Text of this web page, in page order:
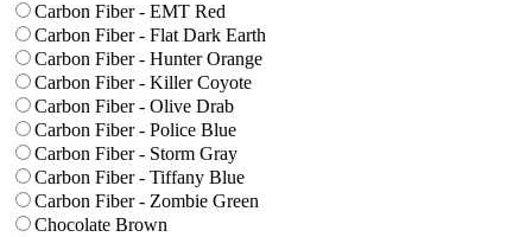
Carbon Fiber - EMT Red
Carbon Fiber - Flat Dark Earth
Carbon Fiber - Hunter Orange
Carbon Fiber - Killer Coyote
Carbon Fiber - Olive Drab
Carbon Fiber - Police Blue
Carbon Fiber - Storm Gray
Carbon Fiber - Tiffany Blue
Carbon Fiber - Zombie Green
Chocolate Brown